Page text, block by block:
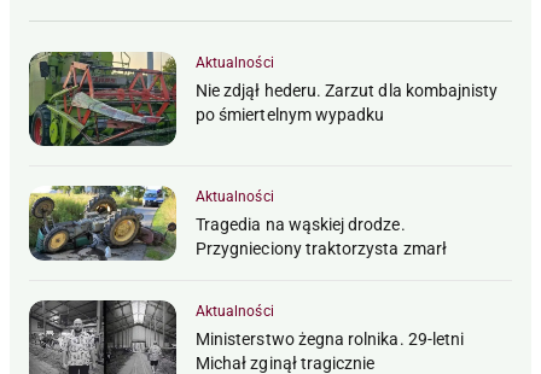
Aktualności
Nie zdjął hederu. Zarzut dla kombajnisty
po śmiertelnym wypadku
Aktualności
Tragedia na wąskiej drodze.
Przygnieciony traktorzysta zmarł
Aktualności
Ministerstwo żegna rolnika. 29-letni
Michał zginął tragicznie